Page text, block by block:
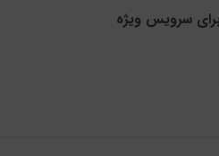
سرویس ویژه